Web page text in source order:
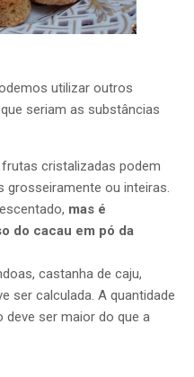
utilizar outros
seriam as substâncias
cristalizadas podem
grosseiramente ou inteiras.
mas é
do cacau em pó da
castanha de caju,
ser calculada. A quantidade
deve ser maior do que a